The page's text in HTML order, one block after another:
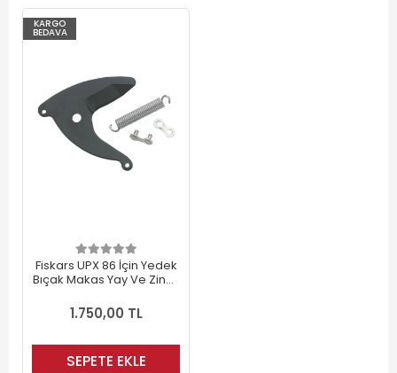
KARGO
BEDAVA
Fiskars UPX 86 İçin Yedek
Bıçak Makas Yay Ve Zincir
1.750,00 TL
SEPETE EKLE